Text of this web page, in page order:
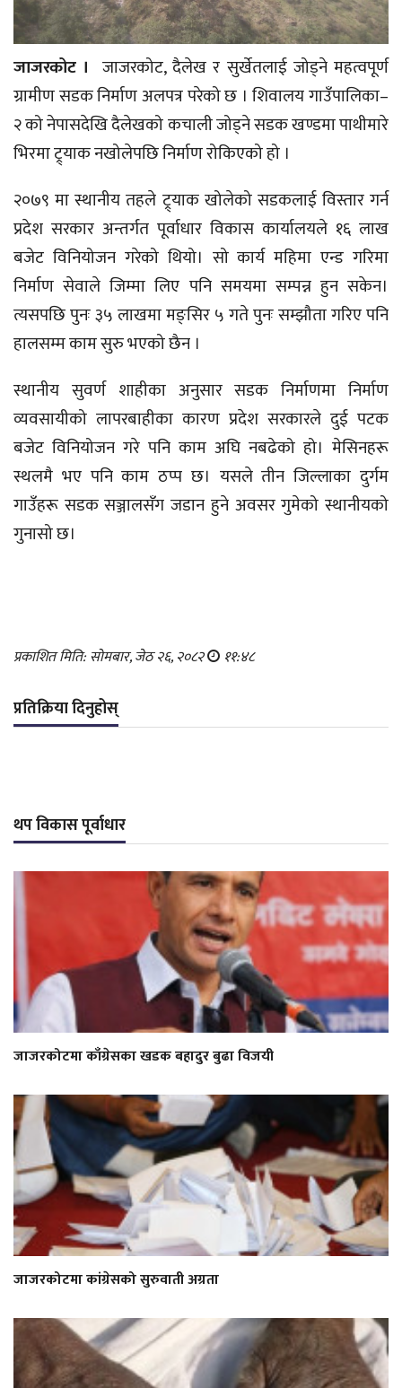
जाजरकोट । जाजरकोट, दैलेख र सुर्खेतलाई जोड्ने महत्वपूर्ण
ग्रामीण सडक निर्माण अलपत्र परेको छ । शिवालय गाउँपालिका–
२ को नेपासदेखि दैलेखको कचाली जोड्ने सडक खण्डमा पाथीमारे
भिरमा ट्र्याक नखोलेपछि निर्माण रोकिएको हो ।
२०७९ मा स्थानीय तहले ट्र्याक खोलेको सडकलाई विस्तार गर्न
प्रदेश सरकार अन्तर्गत पूर्वाधार विकास कार्यालयले १६ लाख
बजेट विनियोजन गरेको थियो। सो कार्य महिमा एन्ड गरिमा
निर्माण सेवाले जिम्मा लिए पनि समयमा सम्पन्न हुन सकेन।
त्यसपछि पुनः ३५ लाखमा मङ्सिर ५ गते पुनः सम्झौता गरिए पनि
हालसम्म काम सुरु भएको छैन ।
स्थानीय सुवर्ण शाहीका अनुसार सडक निर्माणमा निर्माण
व्यवसायीको लापरबाहीका कारण प्रदेश सरकारले दुई पटक
बजेट विनियोजन गरे पनि काम अघि नबढेको हो। मेसिनहरू
स्थलमै भए पनि काम ठप्प छ। यसले तीन जिल्लाका दुर्गम
गाउँहरू सडक सञ्जालसँग जडान हुने अवसर गुमेको स्थानीयको
गुनासो छ।
प्रकाशित मिति: सोमबार, जेठ २६, २०८२ ११:४८
प्रतिक्रिया दिनुहोस्
थप विकास पूर्वाधार
जाजरकोटमा काँग्रेसका खडक बहादुर बुढा विजयी
जाजरकोटमा कांग्रेसको सुरुवाती अग्रता